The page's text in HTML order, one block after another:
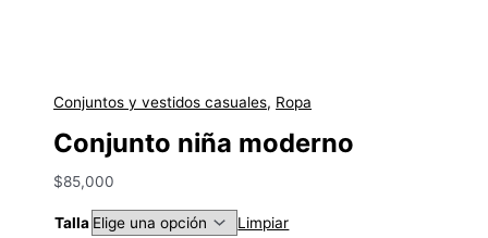
Conjuntos y vestidos casuales, Ropa
Conjunto niña moderno
$85,000
Talla
Limpiar